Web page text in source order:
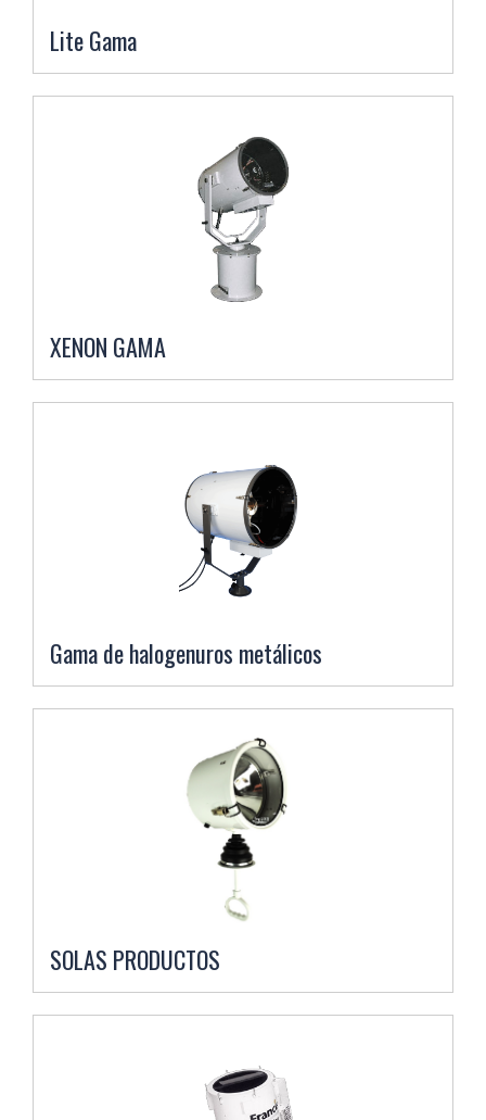
Lite Gama
XENON GAMA
Gama de halogenuros metálicos
SOLAS PRODUCTOS